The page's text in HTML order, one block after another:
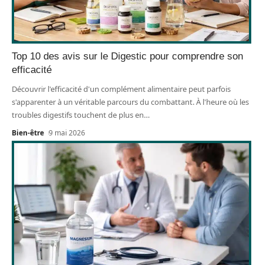
Top 10 des avis sur le Digestic pour comprendre son
efficacité
Découvrir l'efficacité d'un complément alimentaire peut parfois
s'apparenter à un véritable parcours du combattant. À l'heure où les
troubles digestifs touchent de plus en…
Bien-être 9 mai 2026